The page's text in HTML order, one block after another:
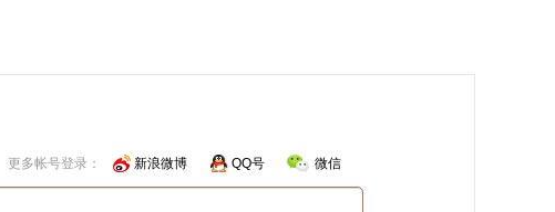
更多帐号登录： 新浪微博 QQ号 微信